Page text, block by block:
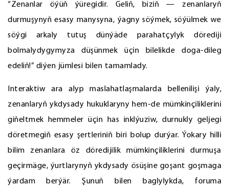
“Zenanlar öýüň ýüregidir. Geliň, biziň — zenanlaryň
durmuşynyň esasy manysyna, ýagny söýmek, söýülmek we
söýgi arkaly tutuş dünýäde parahatçylyk dörediji
bolmalydygymyza düşünmek üçin bilelikde doga-dileg
edeliň!” diýen jümlesi bilen tamamlady.
Interaktiw ara alyp maslahatlaşmalarda bellenilişi ýaly,
zenanlaryň ykdysady hukuklaryny hem-de mümkinçiliklerini
giňeltmek hemmeler üçin has inklýuziw, durnukly geljegi
döretmegiň esasy şertleriniň biri bolup durýar. Ýokary hilli
bilim zenanlara öz döredijilik mümkinçiliklerini durmuşa
geçirmäge, ýurtlarynyň ykdysady ösüşine goşant goşmaga
ýardam berýär. Şunuň bilen baglylykda, foruma